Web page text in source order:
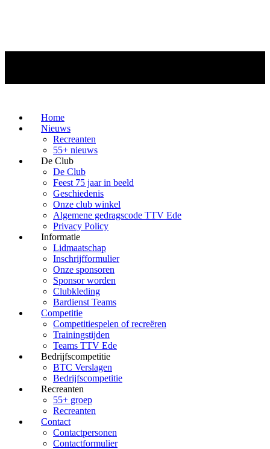
Home
Nieuws
Recreanten
55+ nieuws
De Club
De Club
Feest 75 jaar in beeld
Geschiedenis
Onze club winkel
Algemene gedragscode TTV Ede
Privacy Policy
Informatie
Lidmaatschap
Inschrijfformulier
Onze sponsoren
Sponsor worden
Clubkleding
Bardienst Teams
Competitie
Competitiespelen of recreëren
Trainingstijden
Teams TTV Ede
Bedrijfscompetitie
BTC Verslagen
Bedrijfscompetitie
Recreanten
55+ groep
Recreanten
Contact
Contactpersonen
Contactformulier